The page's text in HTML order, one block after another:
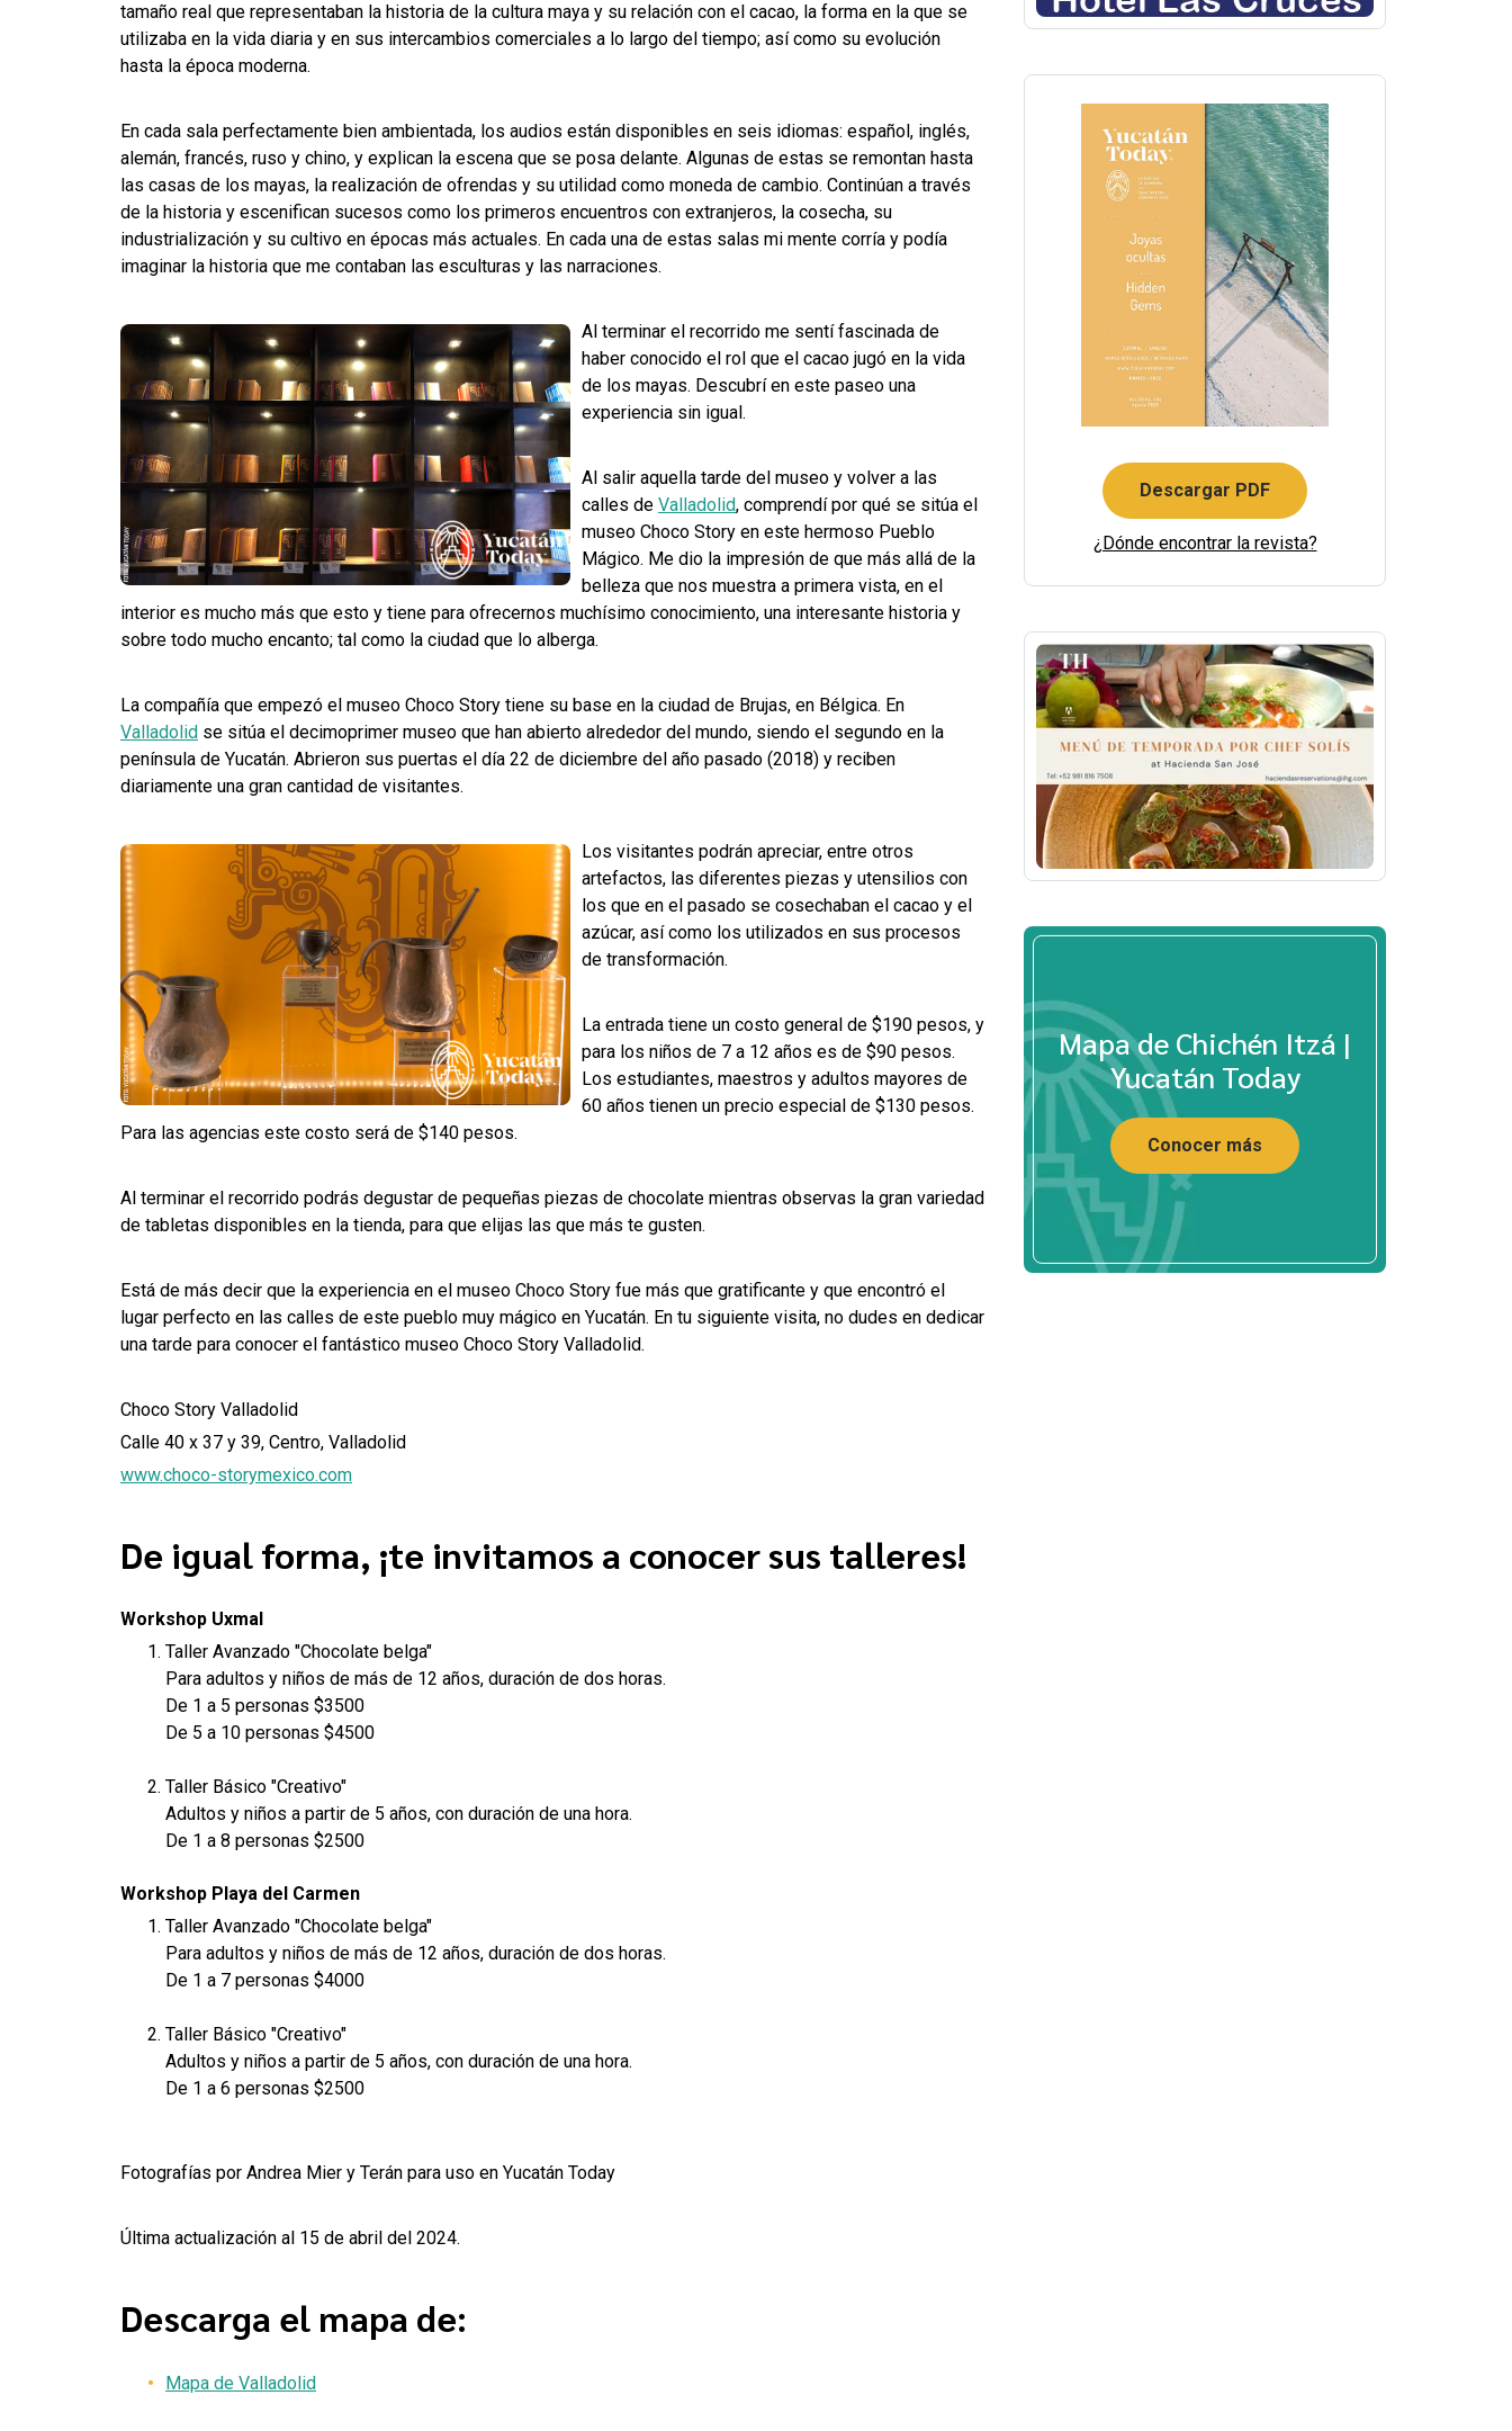
tamaño real que representaban la historia de la cultura maya y su relación con el cacao, la forma en la que se
utilizaba en la vida diaria y en sus intercambios comerciales a lo largo del tiempo; así como su evolución
hasta la época moderna.
En cada sala perfectamente bien ambientada, los audios están disponibles en seis idiomas: español, inglés,
alemán, francés, ruso y chino, y explican la escena que se posa delante. Algunas de estas se remontan hasta
las casas de los mayas, la realización de ofrendas y su utilidad como moneda de cambio. Continúan a través
de la historia y escenifican sucesos como los primeros encuentros con extranjeros, la cosecha, su
industrialización y su cultivo en épocas más actuales. En cada una de estas salas mi mente corría y podía
imaginar la historia que me contaban las esculturas y las narraciones.
Al terminar el recorrido me sentí fascinada de
haber conocido el rol que el cacao jugó en la vida
de los mayas. Descubrí en este paseo una
experiencia sin igual.
Al salir aquella tarde del museo y volver a las
calles de Valladolid, comprendí por qué se sitúa el
museo Choco Story en este hermoso Pueblo
Mágico. Me dio la impresión de que más allá de la
belleza que nos muestra a primera vista, en el
interior es mucho más que esto y tiene para ofrecernos muchísimo conocimiento, una interesante historia y
sobre todo mucho encanto; tal como la ciudad que lo alberga.
La compañía que empezó el museo Choco Story tiene su base en la ciudad de Brujas, en Bélgica. En
Valladolid se sitúa el decimoprimer museo que han abierto alrededor del mundo, siendo el segundo en la
península de Yucatán. Abrieron sus puertas el día 22 de diciembre del año pasado (2018) y reciben
diariamente una gran cantidad de visitantes.
Los visitantes podrán apreciar, entre otros
artefactos, las diferentes piezas y utensilios con
los que en el pasado se cosechaban el cacao y el
azúcar, así como los utilizados en sus procesos
de transformación.
La entrada tiene un costo general de $190 pesos, y
para los niños de 7 a 12 años es de $90 pesos.
Los estudiantes, maestros y adultos mayores de
60 años tienen un precio especial de $130 pesos.
Para las agencias este costo será de $140 pesos.
Al terminar el recorrido podrás degustar de pequeñas piezas de chocolate mientras observas la gran variedad
de tabletas disponibles en la tienda, para que elijas las que más te gusten.
Está de más decir que la experiencia en el museo Choco Story fue más que gratificante y que encontró el
lugar perfecto en las calles de este pueblo muy mágico en Yucatán. En tu siguiente visita, no dudes en dedicar
una tarde para conocer el fantástico museo Choco Story Valladolid.
Choco Story Valladolid
Calle 40 x 37 y 39, Centro, Valladolid
www.choco-storymexico.com
De igual forma, ¡te invitamos a conocer sus talleres!
Workshop Uxmal
Taller Avanzado "Chocolate belga"
Para adultos y niños de más de 12 años, duración de dos horas.
De 1 a 5 personas $3500
De 5 a 10 personas $4500
Taller Básico "Creativo"
Adultos y niños a partir de 5 años, con duración de una hora.
De 1 a 8 personas $2500
Workshop Playa del Carmen
Taller Avanzado "Chocolate belga"
Para adultos y niños de más de 12 años, duración de dos horas.
De 1 a 7 personas $4000
Taller Básico "Creativo"
Adultos y niños a partir de 5 años, con duración de una hora.
De 1 a 6 personas $2500
Fotografías por Andrea Mier y Terán para uso en Yucatán Today
Última actualización al 15 de abril del 2024.
Descarga el mapa de:
Mapa de Valladolid
Descargar PDF
¿Dónde encontrar la revista?
Mapa de Chichén Itzá |
Yucatán Today
Conocer más